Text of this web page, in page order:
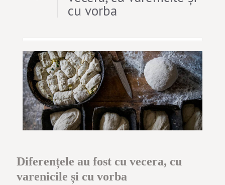
cu vorba
Diferențele au fost cu vecera, cu
varenicile și cu vorba